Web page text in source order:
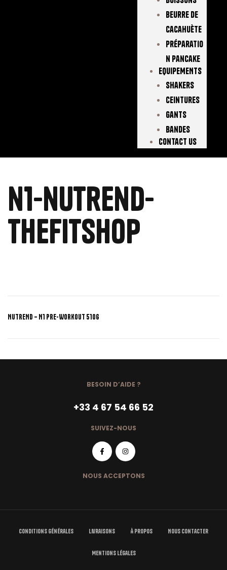
Beurre De
Cacahuète
Préparatio
N Pancake
EQUIPEMENTS
Shakers
Ceintures
Gants
Bandes
Contact Us
n1-nutrend-
thefitshop
NUTREND – N1 PRE-WORKOUT 510G
BESOIN D’AIDE ?
+33 4 67 54 66 52
SUIVEZ-NOUS
NOUS ACCEPTONS
Conditions Générales Livraisons À Propos Nous Contacter
Mentions Légales